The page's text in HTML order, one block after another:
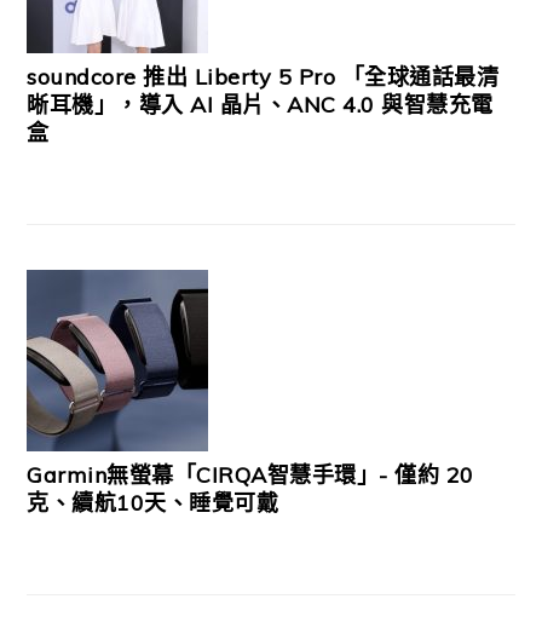
soundcore 推出 Liberty 5 Pro 「全球通話最清
晰耳機」，導入 AI 晶片、ANC 4.0 與智慧充電
盒
Garmin無螢幕「CIRQA智慧手環」- 僅約 20
克、續航10天、睡覺可戴